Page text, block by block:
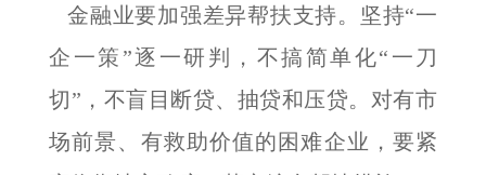
金融业要加强差异帮扶支持。坚持“一
企一策”逐一研判，不搞简单化“一刀
切”，不盲目断贷、抽贷和压贷。对有市
场前景、有救助价值的困难企业，要紧